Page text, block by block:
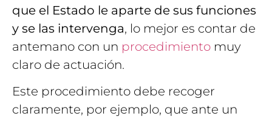
que el Estado le aparte de sus funciones
y se las intervenga, lo mejor es contar de
antemano con un procedimiento muy
claro de actuación.
Este procedimiento debe recoger
claramente, por ejemplo, que ante un